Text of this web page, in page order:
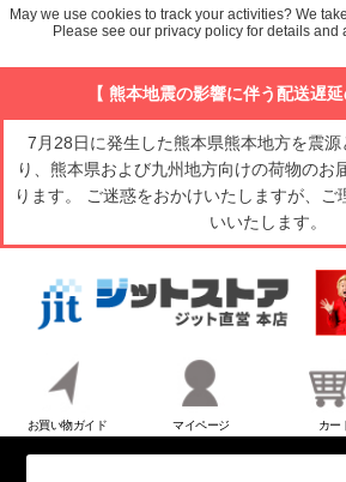
【 熊本地震の影響に伴う配送遅延
7月28日に発生した熊本県熊本地方を震源
り、熊本県および九州地方向けの荷物のお
ります。 ご迷惑をおかけいたしますが、
いいたします。
お買い物ガイド マイページ カー
May we use cookies to track your activities? We
Please see our privacy policy for details and